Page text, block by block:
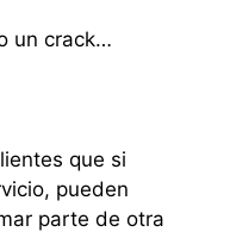
un crack…
que si
pueden
parte de otra